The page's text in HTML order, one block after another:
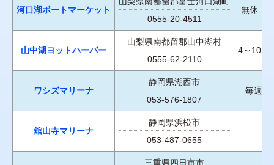
河口湖ボートマーケット
0555-20-4511
無休（
山中湖ヨットハーバー
山梨県南都留郡山中湖村
0555-62-2110
4～10月
ワシズマリーナ
静岡県湖西市
053-576-1807
毎週月
舘山寺マリーナ
静岡県浜松市
053-487-0655
三重県四日市市